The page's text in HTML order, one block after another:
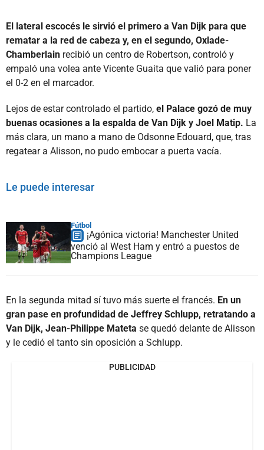
El lateral escocés le sirvió el primero a Van Dijk para que
rematar a la red de cabeza y, en el segundo, Oxlade-
Chamberlain recibió un centro de Robertson, controló y
empaló una volea ante Vicente Guaita que valió para poner
el 0-2 en el marcador.
Lejos de estar controlado el partido, el Palace gozó de muy
buenas ocasiones a la espalda de Van Dijk y Joel Matip. La
más clara, un mano a mano de Odsonne Edouard, que, tras
regatear a Alisson, no pudo embocar a puerta vacía.
Le puede interesar
Fútbol
¡Agónica victoria! Manchester United
venció al West Ham y entró a puestos de
Champions League
En la segunda mitad sí tuvo más suerte el francés. En un
gran pase en profundidad de Jeffrey Schlupp, retratando a
Van Dijk, Jean-Philippe Mateta se quedó delante de Alisson
y le cedió el tanto sin oposición a Schlupp.
PUBLICIDAD